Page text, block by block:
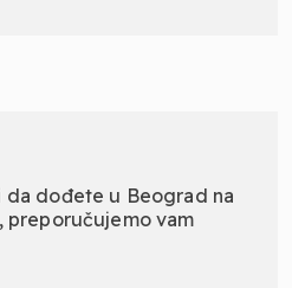
da dođete u Beograd na
preporučujemo vam